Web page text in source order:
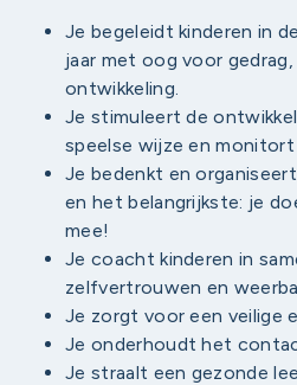
Je begeleidt kinderen in
jaar met oog voor
ontwikkeling.
Je stimuleert de
speelse wijze en monitort
Je bedenkt en
en het belangrijkste: je
mee!
Je coacht kinderen in
zelfvertrouwen en
Je zorgt voor een veilige
Je onderhoudt het
Je straalt een gezonde